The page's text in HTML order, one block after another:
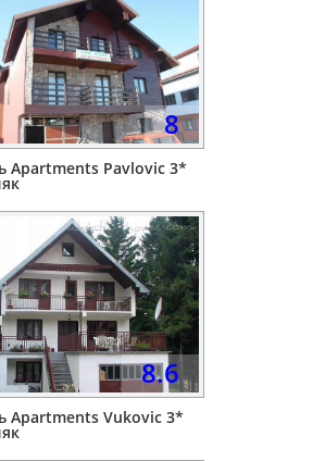
8
Apartments Pavlovic 3*
8.6
Apartments Vukoviс 3*